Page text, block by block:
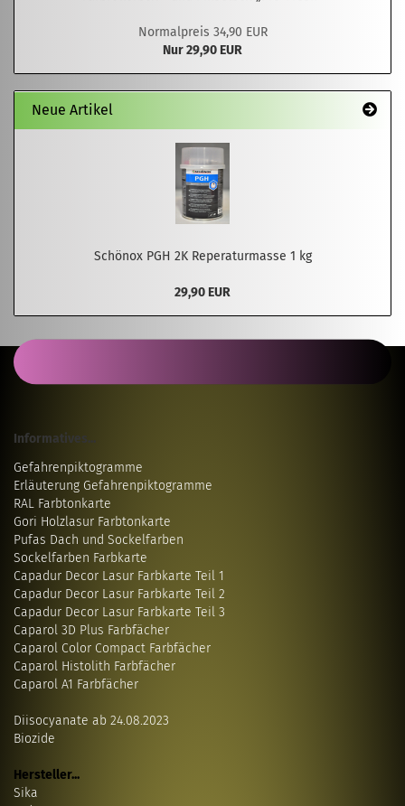
Normalpreis 34,90 EUR
Nur 29,90 EUR
Neue Artikel
Schönox PGH 2K Reperaturmasse 1 kg
29,90 EUR
Informatives...
Gefahrenpiktogramme
Erläuterung Gefahrenpiktogramme
RAL Farbtonkarte
Gori Holzlasur Farbtonkarte
Pufas Dach und Sockelfarben
Sockelfarben Farbkarte
Capadur Decor Lasur Farbkarte Teil 1
Capadur Decor Lasur Farbkarte Teil 2
Capadur Decor Lasur Farbkarte Teil 3
Caparol 3D Plus Farbfächer
Caparol Color Compact Farbfächer
Caparol Histolith Farbfächer
Caparol A1 Farbfächer
Diisocyanate ab 24.08.2023
Biozide
Hersteller...
Sika